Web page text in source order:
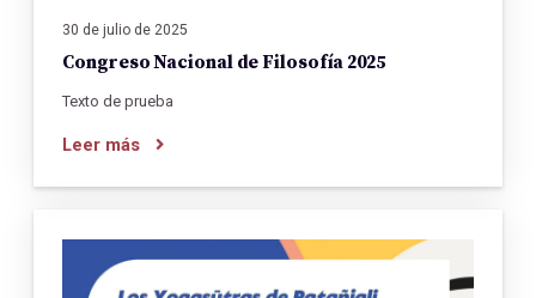
30 de julio de 2025
Congreso Nacional de Filosofía 2025
Texto de prueba
Leer más